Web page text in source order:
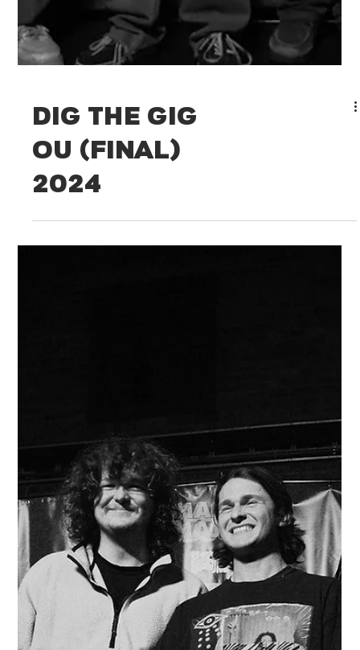
DIG THE GIG
OU (Final)
2024